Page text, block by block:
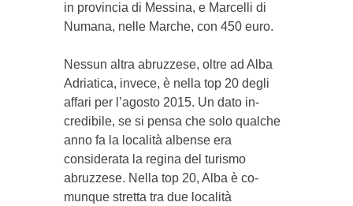
in provincia di Messina, e Marcelli di
Numana, nelle Marche, con 450 euro.
Nes­sun altra a­bruz­zese, oltre ad Alba
A­driatica, invece, è nella top 20 degli
affari per l’ago­sto 2015. Un dato in­
credibi­le, se si pensa che solo qualche
anno fa la lo­calità albense era
considerata la regina del turismo
abruzzese. Nella top 20, Alba è co­
munque stretta tra due lo­calità